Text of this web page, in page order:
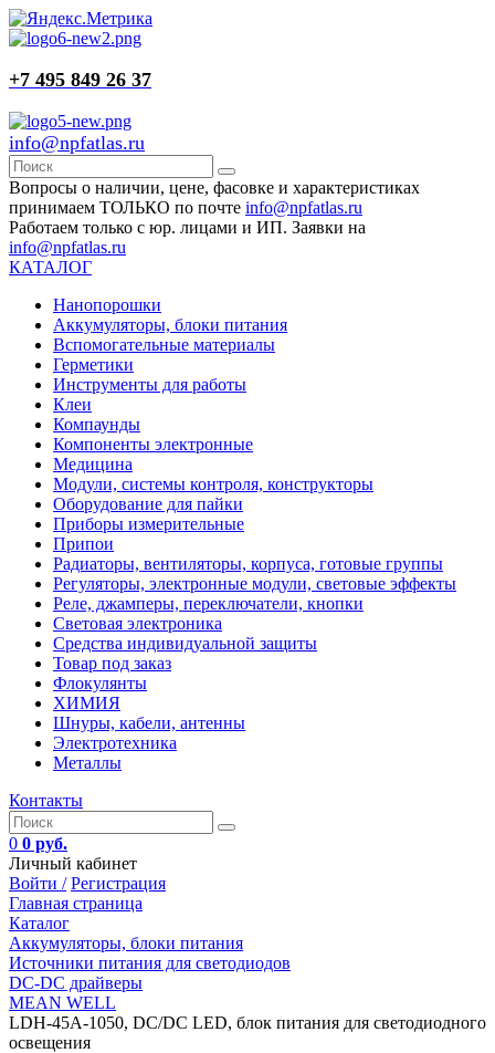
+7 495 849 26 37
info@npfatlas.ru
Вопросы о наличии, цене, фасовке и характеристиках
принимаем ТОЛЬКО по почте info@npfatlas.ru
Работаем только с юр. лицами и ИП. Заявки на
info@npfatlas.ru
КАТАЛОГ
Нанопорошки
Аккумуляторы, блоки питания
Вспомогательные материалы
Герметики
Инструменты для работы
Клеи
Компаунды
Компоненты электронные
Медицина
Модули, системы контроля, конструкторы
Оборудование для пайки
Приборы измерительные
Припои
Радиаторы, вентиляторы, корпуса, готовые группы
Регуляторы, электронные модули, световые эффекты
Реле, джамперы, переключатели, кнопки
Световая электроника
Средства индивидуальной защиты
Товар под заказ
Флокулянты
ХИМИЯ
Шнуры, кабели, антенны
Электротехника
Металлы
Контакты
0 0 руб.
Личный кабинет
Войти / Регистрация
Главная страница
Каталог
Аккумуляторы, блоки питания
Источники питания для светодиодов
DC-DC драйверы
MEAN WELL
LDH-45A-1050, DC/DC LED, блок питания для светодиодного
освещения